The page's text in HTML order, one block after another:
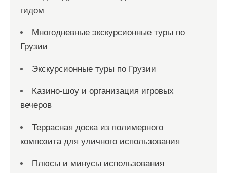
гидом
Многодневные экскурсионные туры по
Грузии
Экскурсионные туры по Грузии
Казино-шоу и организация игровых
вечеров
Террасная доска из полимерного
композита для уличного использования
Плюсы и минусы использования